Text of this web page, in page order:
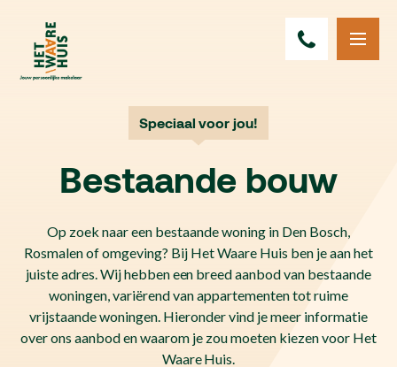
Speciaal voor jou!
Bestaande bouw
Op zoek naar een bestaande woning in Den Bosch,
Rosmalen of omgeving? Bij Het Waare Huis ben je aan het
juiste adres. Wij hebben een breed aanbod van bestaande
woningen, variërend van appartementen tot ruime
vrijstaande woningen. Hieronder vind je meer informatie
over ons aanbod en waarom je zou moeten kiezen voor Het
Waare Huis.